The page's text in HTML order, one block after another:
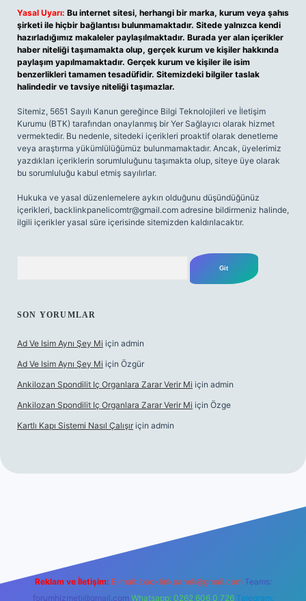
Yasal Uyarı: Bu internet sitesi, herhangi bir marka, kurum veya şahıs
şirketi ile hiçbir bağlantısı bulunmamaktadır. Sitede yalnızca kendi
hazırladığımız makaleler paylaşılmaktadır. Burada yer alan içerikler
haber niteliği taşımamakta olup, gerçek kurum ve kişiler hakkında
paylaşım yapılmamaktadır. Gerçek kurum ve kişiler ile isim
benzerlikleri tamamen tesadüfidir. Sitemizdeki bilgiler taslak
halindedir ve tavsiye niteliği taşımazlar.
Sitemiz, 5651 Sayılı Kanun gereğince Bilgi Teknolojileri ve İletişim
Kurumu (BTK) tarafından onaylanmış bir Yer Sağlayıcı olarak hizmet
vermektedir. Bu nedenle, sitedeki içerikleri proaktif olarak denetleme
veya araştırma yükümlülüğümüz bulunmamaktadır. Ancak, üyelerimiz
yazdıkları içeriklerin sorumluluğunu taşımakta olup, siteye üye olarak
bu sorumluluğu kabul etmiş sayılırlar.
Hukuka ve yasal düzenlemelere aykırı olduğunu düşündüğünüz
içerikleri, backlinkpanelicomtr@gmail.com adresine bildirmeniz halinde,
ilgili içerikler yasal süre içerisinde sitemizden kaldırılacaktır.
SON YORUMLAR
Ad Ve Isim Aynı Şey Mi için admin
Ad Ve Isim Aynı Şey Mi için Özgür
Ankilozan Spondilit Iç Organlara Zarar Verir Mi için admin
Ankilozan Spondilit Iç Organlara Zarar Verir Mi için Özge
Kartlı Kapı Sistemi Nasıl Çalışır için admin
Reklam ve İletişim: E-mail: backlinkpaneli@gmail.com Teams:
forumhizmeti@gmail.com Whatsapp: 0262 606 0 726 Telegram: